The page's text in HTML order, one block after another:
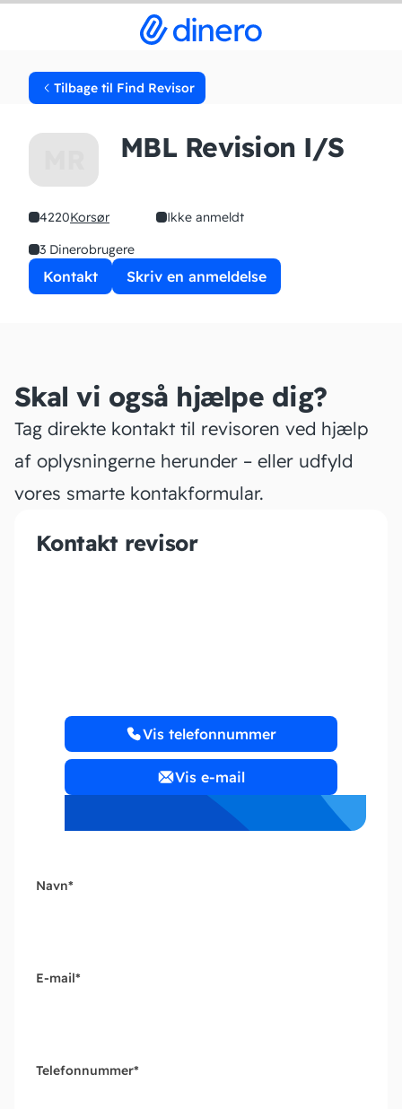
Tilbage til Find Revisor
MBL Revision I/S
4220Korsør
Ikke anmeldt
3 Dinerobrugere
Kontakt Skriv en anmeldelse
Skal vi også hjælpe dig?
Tag direkte kontakt til revisoren ved hjælp
af oplysningerne herunder – eller udfyld
vores smarte kontakformular.
Kontakt revisor
Vis telefonnummer
Vis e-mail
Navn*
E-mail*
Telefonnummer*